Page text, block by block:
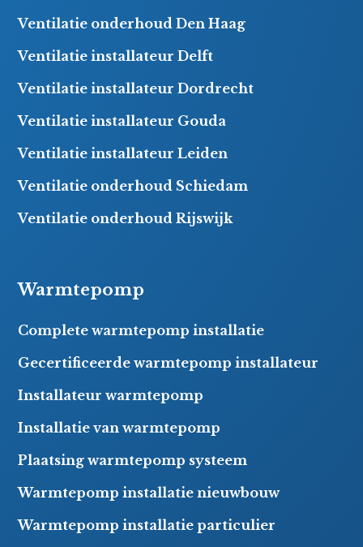
Ventilatie onderhoud Den Haag
Ventilatie installateur Delft
Ventilatie installateur Dordrecht
Ventilatie installateur Gouda
Ventilatie installateur Leiden
Ventilatie onderhoud Schiedam
Ventilatie onderhoud Rijswijk
Warmtepomp
Complete warmtepomp installatie
Gecertificeerde warmtepomp installateur
Installateur warmtepomp
Installatie van warmtepomp
Plaatsing warmtepomp systeem
Warmtepomp installatie nieuwbouw
Warmtepomp installatie particulier